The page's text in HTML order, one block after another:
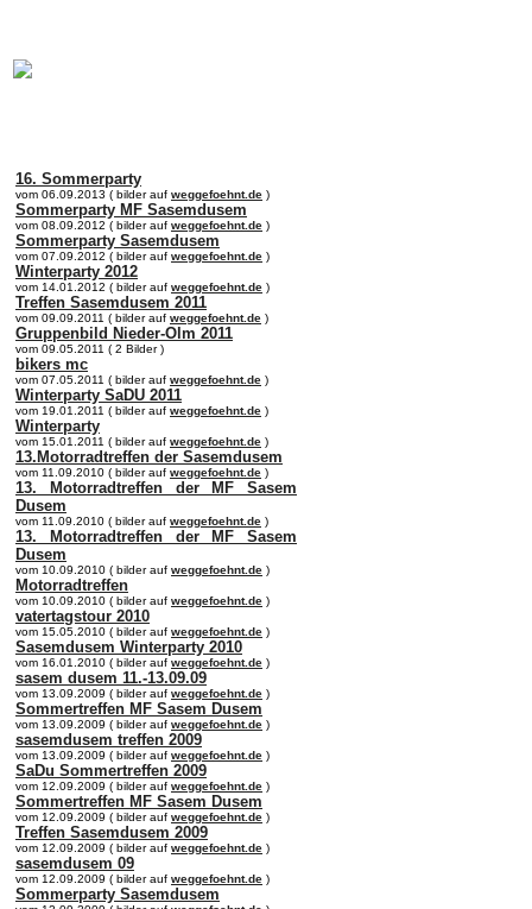
16. Sommerparty
vom 06.09.2013 ( bilder auf weggefoehnt.de )
Sommerparty MF Sasemdusem
vom 08.09.2012 ( bilder auf weggefoehnt.de )
Sommerparty Sasemdusem
vom 07.09.2012 ( bilder auf weggefoehnt.de )
Winterparty 2012
vom 14.01.2012 ( bilder auf weggefoehnt.de )
Treffen Sasemdusem 2011
vom 09.09.2011 ( bilder auf weggefoehnt.de )
Gruppenbild Nieder-Olm 2011
vom 09.05.2011 ( 2 Bilder )
bikers mc
vom 07.05.2011 ( bilder auf weggefoehnt.de )
Winterparty SaDU 2011
vom 19.01.2011 ( bilder auf weggefoehnt.de )
Winterparty
vom 15.01.2011 ( bilder auf weggefoehnt.de )
13.Motorradtreffen der Sasemdusem
vom 11.09.2010 ( bilder auf weggefoehnt.de )
13. Motorradtreffen der MF Sasem
Dusem
vom 11.09.2010 ( bilder auf weggefoehnt.de )
13. Motorradtreffen der MF Sasem
Dusem
vom 10.09.2010 ( bilder auf weggefoehnt.de )
Motorradtreffen
vom 10.09.2010 ( bilder auf weggefoehnt.de )
vatertagstour 2010
vom 15.05.2010 ( bilder auf weggefoehnt.de )
Sasemdusem Winterparty 2010
vom 16.01.2010 ( bilder auf weggefoehnt.de )
sasem dusem 11.-13.09.09
vom 13.09.2009 ( bilder auf weggefoehnt.de )
Sommertreffen MF Sasem Dusem
vom 13.09.2009 ( bilder auf weggefoehnt.de )
sasemdusem treffen 2009
vom 13.09.2009 ( bilder auf weggefoehnt.de )
SaDu Sommertreffen 2009
vom 12.09.2009 ( bilder auf weggefoehnt.de )
Sommertreffen MF Sasem Dusem
vom 12.09.2009 ( bilder auf weggefoehnt.de )
Treffen Sasemdusem 2009
vom 12.09.2009 ( bilder auf weggefoehnt.de )
sasemdusem 09
vom 12.09.2009 ( bilder auf weggefoehnt.de )
Sommerparty Sasemdusem